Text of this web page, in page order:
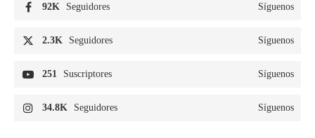
92K Seguidores Síguenos
2.3K Seguidores Síguenos
251 Suscriptores Síguenos
34.8K Seguidores Síguenos